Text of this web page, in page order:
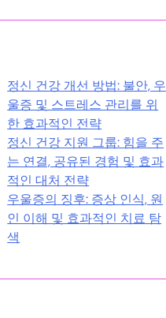
정신 건강 개선 방법: 불안, 우
울증 및 스트레스 관리를 위
한 효과적인 전략
정신 건강 지원 그룹: 힘을 주
는 연결, 공유된 경험 및 효과
적인 대처 전략
우울증의 징후: 증상 인식, 원
인 이해 및 효과적인 치료 탐
색